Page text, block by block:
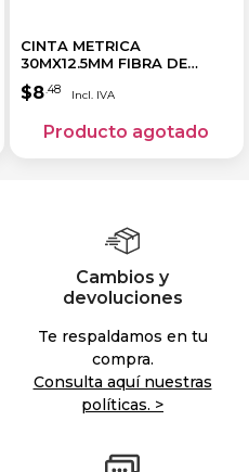
CINTA METRICA
30MX12.5MM FIBRA DE
VIDRIO
$8.48
Cambios y
devoluciones
Te respaldamos en tu
compra.
Consulta aquí nuestras
políticas. >